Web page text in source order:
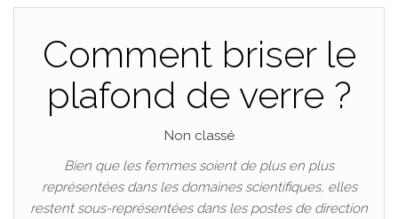
Comment briser le
plafond de verre ?
Non classé
Bien que les femmes soient de plus en plus
représentées dans les domaines scientifiques, elles
restent sous-représentées dans les postes de direction